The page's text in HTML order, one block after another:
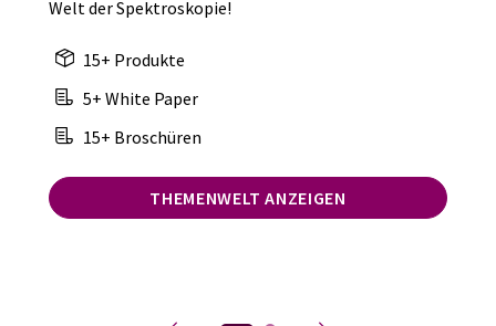
Welt der Spektroskopie!
15+ Produkte
5+ White Paper
15+ Broschüren
THEMENWELT ANZEIGEN